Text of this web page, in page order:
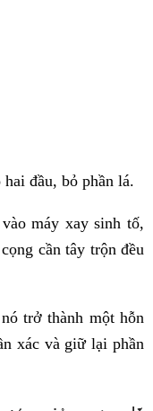
đầu, bỏ phần lá.
máy xay sinh tố,
cần tây trộn đều
trở thành một hỗn
xác và giữ lại phần